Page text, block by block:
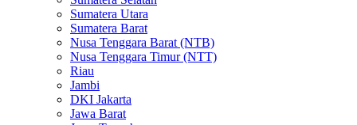
Sumatera Utara
Sumatera Barat
Nusa Tenggara Barat (NTB)
Nusa Tenggara Timur (NTT)
Riau
Jambi
DKI Jakarta
Jawa Barat